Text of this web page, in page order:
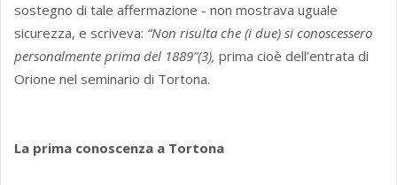
sostegno di tale affermazione - non mostrava uguale
sicurezza, e scriveva: “Non risulta che (i due) si conoscessero
personalmente prima del 1889”(3), prima cioè dell’entrata di
Orione nel seminario di Tortona.
La prima conoscenza a Tortona